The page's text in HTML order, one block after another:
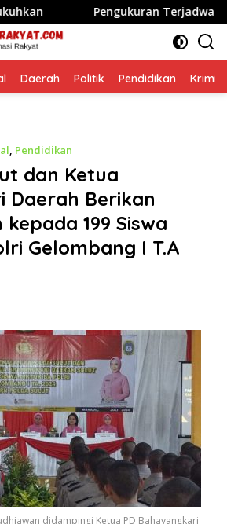
Pengukuran Terjadwal ATR/BPN
Daerah Politik Pendidikan
, Pendidikan
dan Ketua
Daerah Berikan
199 Siswa
Gelombang I T.A
didampingi Ketua PD Bahayangkari